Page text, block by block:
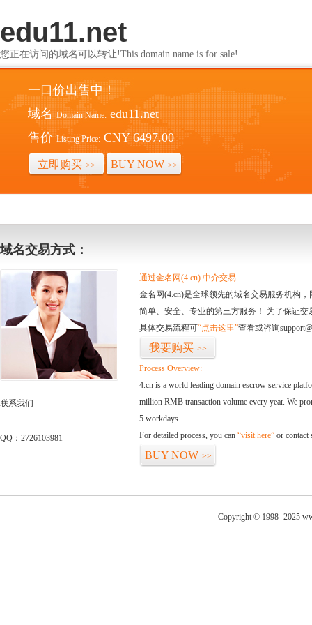
edu11.net
您正在访问的域名可以转让!This domain name is for sale!
一口价出售中！
域名 Domain Name: edu11.net
售价 Listing Price: CNY 6497.00
立即购买 >> BUY NOW >>
域名交易方式：
联系我们
QQ：2726103981
通过金名网(4.cn) 中介交易
金名网(4.cn)是全球领先的域名交易服务机构
简单、安全、专业的第三方服务！ 为了保证
具体交易流程可“点击这里”查看或咨询
我要购买 >>
Process Overview:
4.cn is a world leading domain escrow service
million RMB transaction volume every year. We
5 workdays.
For detailed process, you can “visit here” or contact
BUY NOW >>
Copyright © 1998 -2025